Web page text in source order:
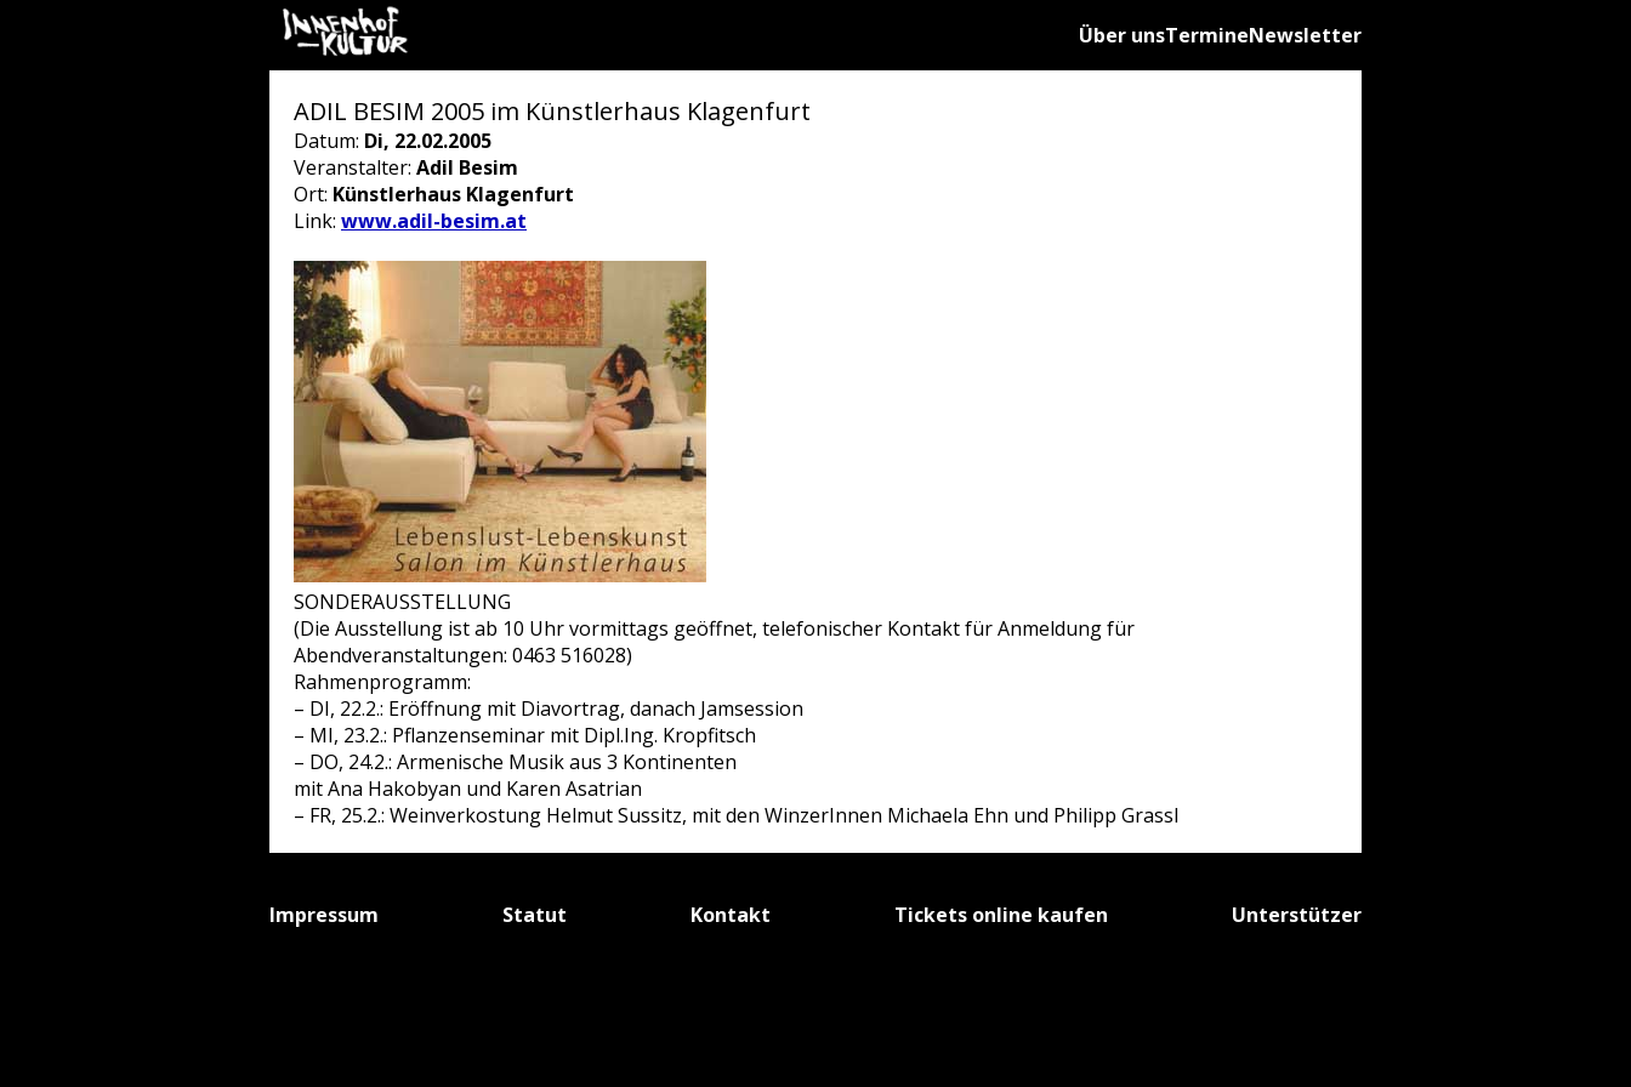
Über unsTermineNewsletter
ADIL BESIM 2005 im Künstlerhaus Klagenfurt
Datum: Di, 22.02.2005
Veranstalter: Adil Besim
Ort: Künstlerhaus Klagenfurt
Link: www.adil-besim.at
SONDERAUSSTELLUNG
(Die Ausstellung ist ab 10 Uhr vormittags geöffnet, telefonischer Kontakt für Anmeldung für
Abendveranstaltungen: 0463 516028)
Rahmenprogramm:
– DI, 22.2.: Eröffnung mit Diavortrag, danach Jamsession
– MI, 23.2.: Pflanzenseminar mit Dipl.Ing. Kropfitsch
– DO, 24.2.: Armenische Musik aus 3 Kontinenten
mit Ana Hakobyan und Karen Asatrian
– FR, 25.2.: Weinverkostung Helmut Sussitz, mit den WinzerInnen Michaela Ehn und Philipp Grassl
Impressum Statut Kontakt Tickets online kaufen Unterstützer